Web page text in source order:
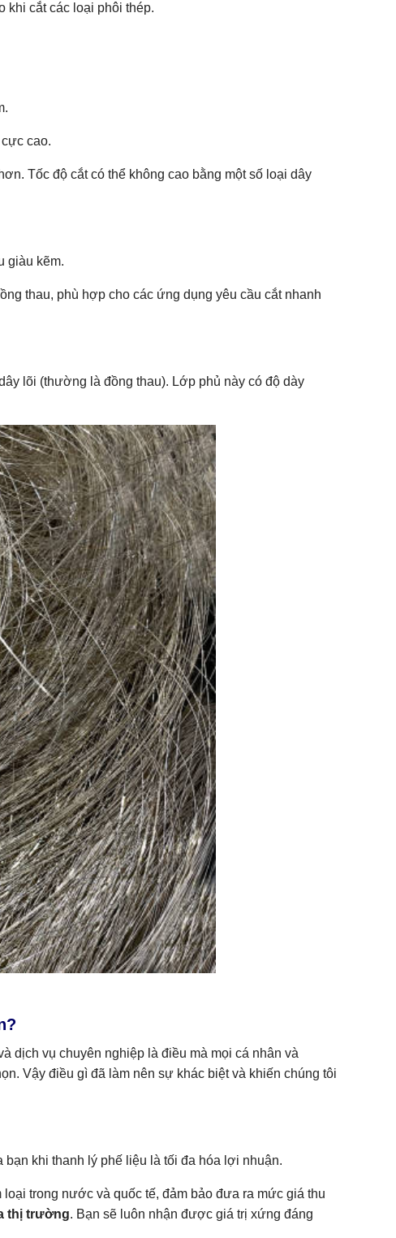
khi cắt các loại phôi thép.
cao.
Tốc độ cắt có thể không cao bằng một số loại dây
giàu kẽm.
thau, phù hợp cho các ứng dụng yêu cầu cắt nhanh
lõi (thường là đồng thau). Lớp phủ này có độ dày
dịch vụ chuyên nghiệp là điều mà mọi cá nhân và
Vậy điều gì đã làm nên sự khác biệt và khiến chúng tôi
khi thanh lý phế liệu là tối đa hóa lợi nhuận.
trong nước và quốc tế, đảm bảo đưa ra mức giá thu
thị trường. Bạn sẽ luôn nhận được giá trị xứng đáng